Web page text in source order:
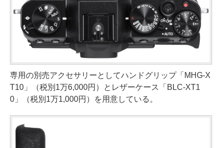
専用の別売アクセサリーとしてハンドグリップ「MHG-X
T10」（税別1万6,000円）とレザーケース「BLC-XT1
0」（税別1万1,000円）を用意している。